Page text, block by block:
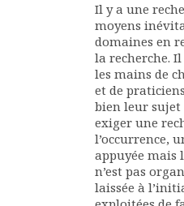
Il y a une
moyens
domaines en
la recherche.
les mains de
et de
bien leur sujet
exiger une
l’occurrence,
appuyée mais
n’est pas
laissée à